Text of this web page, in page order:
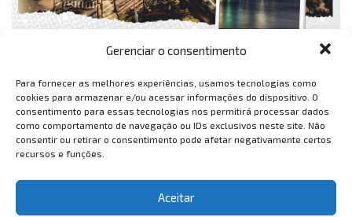
Gerenciar o consentimento
Para fornecer as melhores experiências, usamos tecnologias como
cookies para armazenar e/ou acessar informações do dispositivo. O
consentimento para essas tecnologias nos permitirá processar dados
como comportamento de navegação ou IDs exclusivos neste site. Não
consentir ou retirar o consentimento pode afetar negativamente certos
recursos e funções.
Aceitar